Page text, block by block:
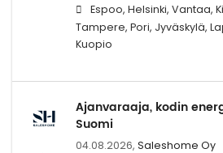
Espoo, Helsinki, Vantaa,
Tampere, Pori, Jyväskylä,
Kuopio
Ajanvaraaja, kodin
Suomi
04.08.2026, Saleshome Oy